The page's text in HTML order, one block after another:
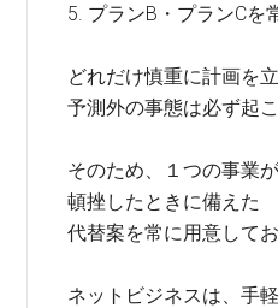
5. プランB・プランCを
どれだけ慎重に計画を立
予測外の事態は必ず起こ
そのため、１つの事業が
頓挫したときに備えた
代替案を常に用意して
ネットビジネスは、手